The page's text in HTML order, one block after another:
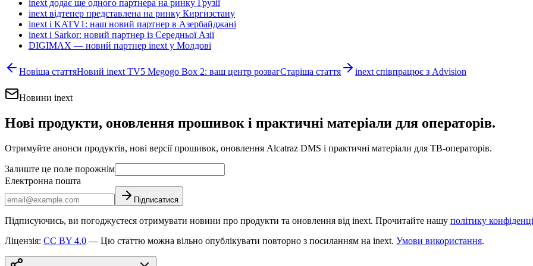
inext додає ще одного партнера на ринку Грузії
inext відтепер представлена на ринку Киргизстану
inext і KATV1: наш новий партнер в Азербайджані
inext і Sarkor: новий партнер із Середньої Азії
DIGIMAX — новий партнер inext у Молдові
Новіша статтяНовий inext TV5 Megogo Box 2: ваш центр розвагСтаріша стаття inext співпрацює з Advision
Новини inext
Нові продукти, оновлення прошивок і практичні матеріали для операторів.
Отримуйте анонси продуктів, нові версії прошивок, оновлення Alcatraz DMS і практичні матеріали для ТВ-операторів.
Залиште це поле порожнім
Електронна пошта
Підписатися
Підписуючись, ви погоджуєтеся отримувати новини про продукти та оновлення від inext. Прочитайте нашу політику
Ліцензія: CC BY 4.0 — Цю статтю можна вільно опублікувати повторно з посиланням на inext. Умови використання.